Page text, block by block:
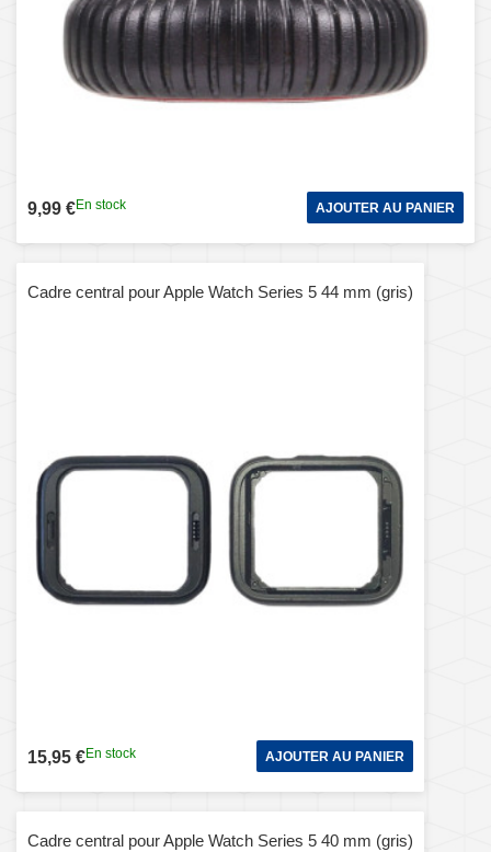
9,99 €En stock AJOUTER AU PANIER
Cadre central pour Apple Watch Series 5 44 mm (gris)
15,95 €En stock AJOUTER AU PANIER
Cadre central pour Apple Watch Series 5 40 mm (gris)